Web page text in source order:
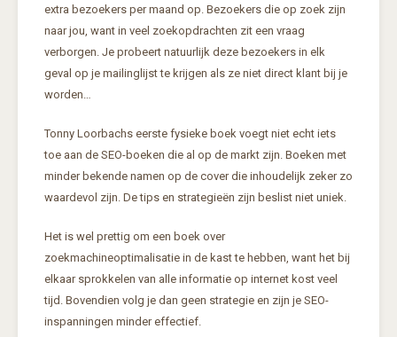
extra bezoekers per maand op. Bezoekers die op zoek zijn
naar jou, want in veel zoekopdrachten zit een vraag
verborgen. Je probeert natuurlijk deze bezoekers in elk
geval op je mailinglijst te krijgen als ze niet direct klant bij je
worden…
Tonny Loorbachs eerste fysieke boek voegt niet echt iets
toe aan de SEO-boeken die al op de markt zijn. Boeken met
minder bekende namen op de cover die inhoudelijk zeker zo
waardevol zijn. De tips en strategieën zijn beslist niet uniek.
Het is wel prettig om een boek over
zoekmachineoptimalisatie in de kast te hebben, want het bij
elkaar sprokkelen van alle informatie op internet kost veel
tijd. Bovendien volg je dan geen strategie en zijn je SEO-
inspanningen minder effectief.